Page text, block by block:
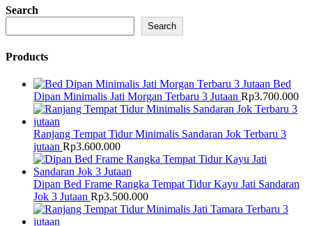
Search
Search
Products
Bed
Dipan Minimalis Jati Morgan Terbaru 3 Jutaan Rp3.700.000
Ranjang Tempat Tidur Minimalis Sandaran Jok Terbaru 3
jutaan Rp3.600.000
Dipan Bed Frame Rangka Tempat Tidur Kayu Jati Sandaran
Jok 3 Jutaan Rp3.500.000